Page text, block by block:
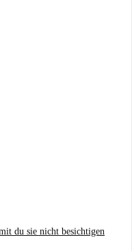
du sie nicht besichtigen